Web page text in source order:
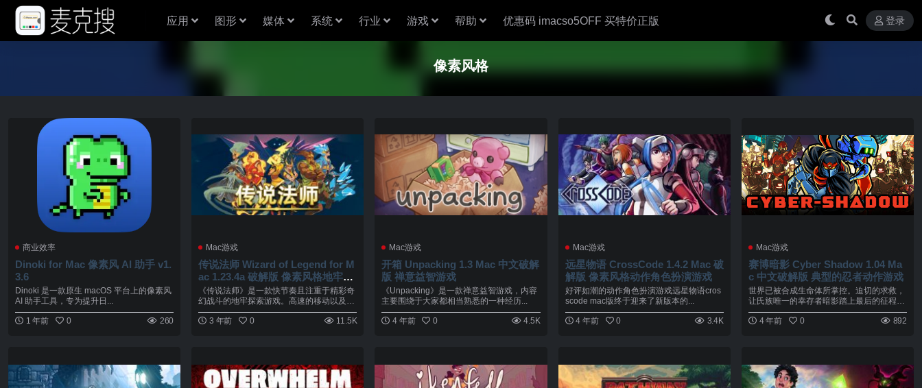
应用 图形 媒体 系统 行业 游戏 帮助 优惠码 imacso5OFF 买特价正版 登录
像素风格
商业效率
Dinoki for Mac 像素风 AI 助手 v1.
3.6
Dinoki 是一款原生 macOS 平台上的像素风
AI 助手工具，专为提升日...
1 年前 0 260
Mac游戏
传说法师 Wizard of Legend for M
ac 1.23.4a 破解版 像素风格地牢探
险游戏
《传说法师》是一款快节奏且注重于精彩奇
幻战斗的地牢探索游戏。高速的移动以及超
高频...
3 年前
0 11.5K
Mac游戏
开箱 Unpacking 1.3 Mac 中文破解
版 禅意益智游戏
《Unpacking》是一款禅意益智游戏，内容
主要围绕于大家都相当熟悉的一种经历...
4 年前 0 4.5K
Mac游戏
远星物语 CrossCode 1.4.2 Mac 破
解版 像素风格动作角色扮演游戏
好评如潮的动作角色扮演游戏远星物语cros
scode mac版终于迎来了新版本的...
4 年前 0 3.4K
Mac游戏
赛博暗影 Cyber Shadow 1.04 Ma
c 中文破解版 典型的忍者动作游戏
世界已被合成生命体所掌控。迫切的求救，
让氏族唯一的幸存者暗影踏上最后的征程，
去揭...
4 年前
0 892